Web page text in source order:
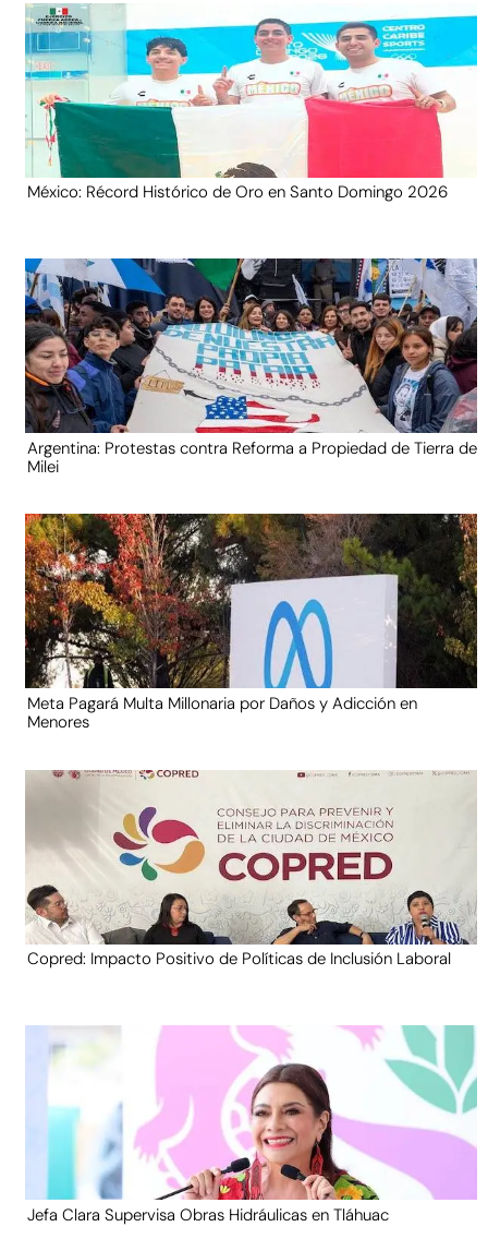
México: Récord Histórico de Oro en Santo Domingo 2026
Argentina: Protestas contra Reforma a Propiedad de Tierra de
Milei
Meta Pagará Multa Millonaria por Daños y Adicción en
Menores
Copred: Impacto Positivo de Políticas de Inclusión Laboral
Jefa Clara Supervisa Obras Hidráulicas en Tláhuac